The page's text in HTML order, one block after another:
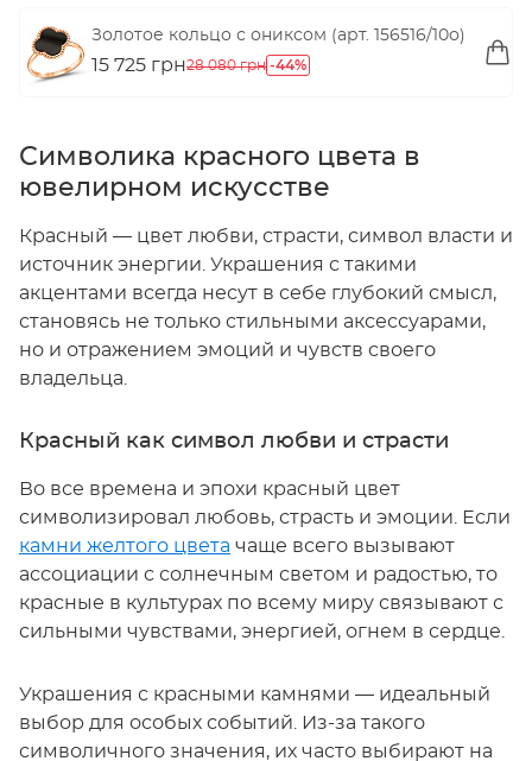
Золотое кольцо с ониксом (арт. 156516/10о)
15 725 грн28 080 грн -44%
Символика красного цвета в
ювелирном искусстве
Красный — цвет любви, страсти, символ власти и
источник энергии. Украшения с такими
акцентами всегда несут в себе глубокий смысл,
становясь не только стильными аксессуарами,
но и отражением эмоций и чувств своего
владельца.
Красный как символ любви и страсти
Во все времена и эпохи красный цвет
символизировал любовь, страсть и эмоции. Если
камни желтого цвета чаще всего вызывают
ассоциации с солнечным светом и радостью, то
красные в культурах по всему миру связывают с
сильными чувствами, энергией, огнем в сердце.
Украшения с красными камнями — идеальный
выбор для особых событий. Из-за такого
символичного значения, их часто выбирают на